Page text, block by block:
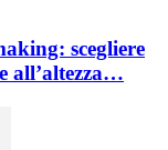
scegliere
all’altezza…